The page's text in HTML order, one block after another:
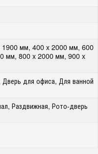
мм, 400 x 2000 мм, 600
мм, 800 x 2000 мм, 900 x
для офиса, Для ванной
Раздвижная, Рото-дверь